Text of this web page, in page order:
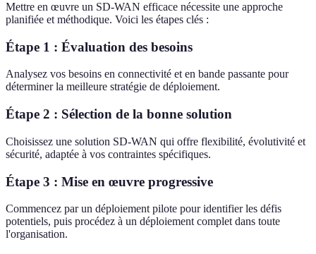
Mettre en œuvre un SD-WAN efficace nécessite une approche
planifiée et méthodique. Voici les étapes clés :
Étape 1 : Évaluation des besoins
Analysez vos besoins en connectivité et en bande passante pour
déterminer la meilleure stratégie de déploiement.
Étape 2 : Sélection de la bonne solution
Choisissez une solution SD-WAN qui offre flexibilité, évolutivité et
sécurité, adaptée à vos contraintes spécifiques.
Étape 3 : Mise en œuvre progressive
Commencez par un déploiement pilote pour identifier les défis
potentiels, puis procédez à un déploiement complet dans toute
l'organisation.